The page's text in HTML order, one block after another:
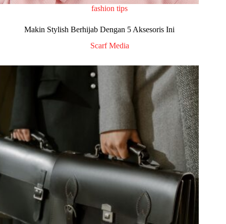
fashion tips
Makin Stylish Berhijab Dengan 5 Aksesoris Ini
Scarf Media